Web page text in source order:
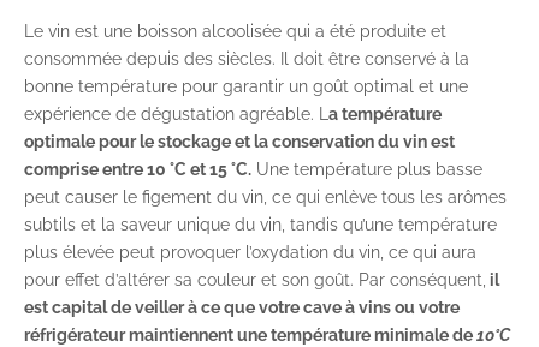
Le vin est une boisson alcoolisée qui a été produite et
consommée depuis des siècles. Il doit être conservé à la
bonne température pour garantir un goût optimal et une
expérience de dégustation agréable. L a température
optimale pour le stockage et la conservation du vin est
comprise entre 10 °C et 15 °C. Une température plus basse
peut causer le figement du vin, ce qui enlève tous les arômes
subtils et la saveur unique du vin, tandis qu’une température
plus élevée peut provoquer l’oxydation du vin, ce qui aura
pour effet d’altérer sa couleur et son goût. Par conséquent, il
est capital de veiller à ce que votre cave à vins ou votre
réfrigérateur maintiennent une température minimale de10°C